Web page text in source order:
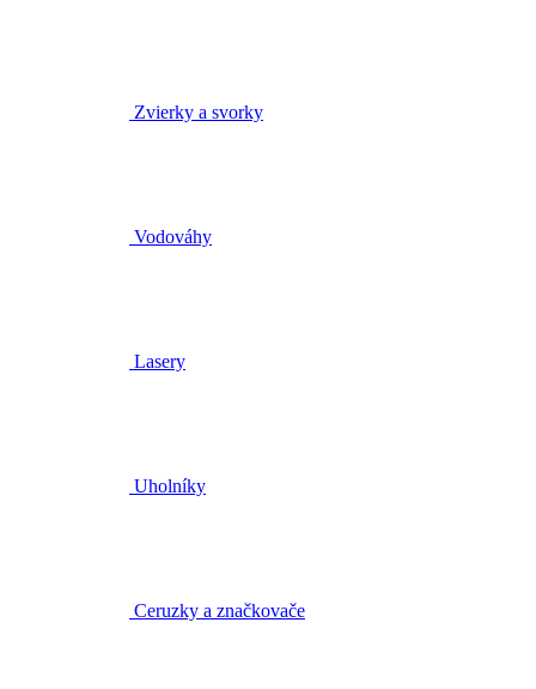
Zvierky a svorky
Vodováhy
Lasery
Uholníky
Ceruzky a značkovače